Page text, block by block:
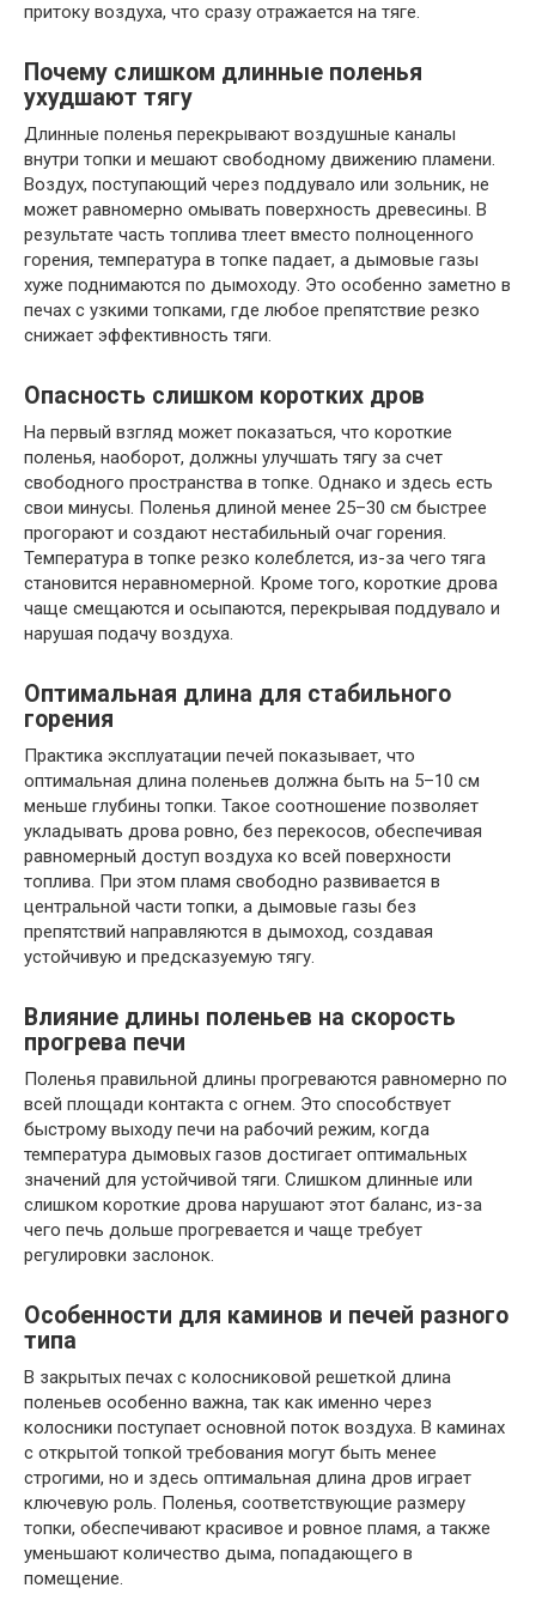
притоку воздуха, что сразу отражается на тяге.
Почему слишком длинные поленья
ухудшают тягу
Длинные поленья перекрывают воздушные каналы
внутри топки и мешают свободному движению пламени.
Воздух, поступающий через поддувало или зольник, не
может равномерно омывать поверхность древесины. В
результате часть топлива тлеет вместо полноценного
горения, температура в топке падает, а дымовые газы
хуже поднимаются по дымоходу. Это особенно заметно в
печах с узкими топками, где любое препятствие резко
снижает эффективность тяги.
Опасность слишком коротких дров
На первый взгляд может показаться, что короткие
поленья, наоборот, должны улучшать тягу за счет
свободного пространства в топке. Однако и здесь есть
свои минусы. Поленья длиной менее 25–30 см быстрее
прогорают и создают нестабильный очаг горения.
Температура в топке резко колеблется, из-за чего тяга
становится неравномерной. Кроме того, короткие дрова
чаще смещаются и осыпаются, перекрывая поддувало и
нарушая подачу воздуха.
Оптимальная длина для стабильного
горения
Практика эксплуатации печей показывает, что
оптимальная длина поленьев должна быть на 5–10 см
меньше глубины топки. Такое соотношение позволяет
укладывать дрова ровно, без перекосов, обеспечивая
равномерный доступ воздуха ко всей поверхности
топлива. При этом пламя свободно развивается в
центральной части топки, а дымовые газы без
препятствий направляются в дымоход, создавая
устойчивую и предсказуемую тягу.
Влияние длины поленьев на скорость
прогрева печи
Поленья правильной длины прогреваются равномерно по
всей площади контакта с огнем. Это способствует
быстрому выходу печи на рабочий режим, когда
температура дымовых газов достигает оптимальных
значений для устойчивой тяги. Слишком длинные или
слишком короткие дрова нарушают этот баланс, из-за
чего печь дольше прогревается и чаще требует
регулировки заслонок.
Особенности для каминов и печей разного
типа
В закрытых печах с колосниковой решеткой длина
поленьев особенно важна, так как именно через
колосники поступает основной поток воздуха. В каминах
с открытой топкой требования могут быть менее
строгими, но и здесь оптимальная длина дров играет
ключевую роль. Поленья, соответствующие размеру
топки, обеспечивают красивое и ровное пламя, а также
уменьшают количество дыма, попадающего в
помещение.